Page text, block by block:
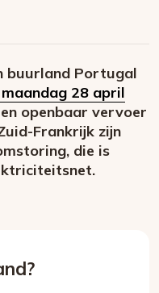
buurland Portugal
28 april
openbaar vervoer
Frankrijk zijn
die is